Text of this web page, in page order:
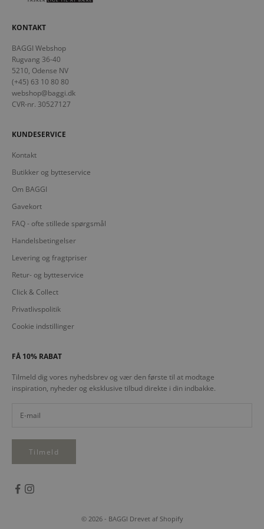
KONTAKT
BAGGI Webshop
Rugvang 36-40
5210, Odense NV
(+45) 63 10 80 80
webshop@baggi.dk
CVR-nr. 30527127
KUNDESERVICE
Kontakt
Butikker og bytteservice
Om BAGGI
Gavekort
FAQ - ofte stillede spørgsmål
Handelsbetingelser
Levering og fragtpriser
Retur- og bytteservice
Click & Collect
Privatlivspolitik
Cookie indstillinger
FÅ 10% RABAT
Tilmeld dig vores nyhedsbrev og vær den første til at modtage
inspiration, nyheder og eksklusive tilbud direkte i din indbakke.
Tilmeld
© 2026 - BAGGI Drevet af Shopify